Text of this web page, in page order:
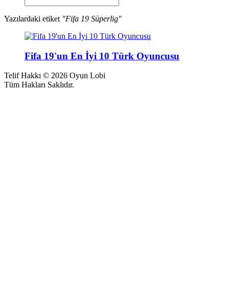
Yazılardaki etiket "Fifa 19 Süperlig"
Fifa 19'un En İyi 10 Türk Oyuncusu
Telif Hakkı © 2026 Oyun Lobi
Tüm Hakları Saklıdır.